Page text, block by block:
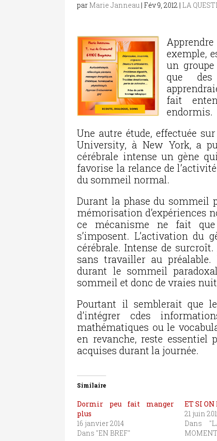
par Marie Janneau | Fév 9, 2012 | LA
exemple,
un
que
fait
endormis.
Une autre étude, effectuée
University, à New York, a
cérébrale intense un gène
favorise la relance de
du sommeil normal.
Durant la phase du sommeil
mémorisation d’expériences
ce mécanisme ne fait
s’imposent. L’activation du
cérébrale. Intense de
sans travailler au
durant le sommeil
sommeil et donc de vraies
Pourtant il semblerait que
d’intégrer cdes
mathématiques ou le
en revanche, reste essentiel
acquises durant la journée.
Similaire
Dormir peu fait manger
plus
16 janvier 2014
Dans "EN BREF"
ET SI ON
21 juin
Dans